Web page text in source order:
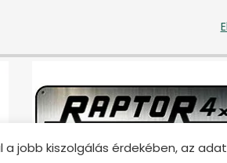
a jobb kiszolgálás érdekében, az